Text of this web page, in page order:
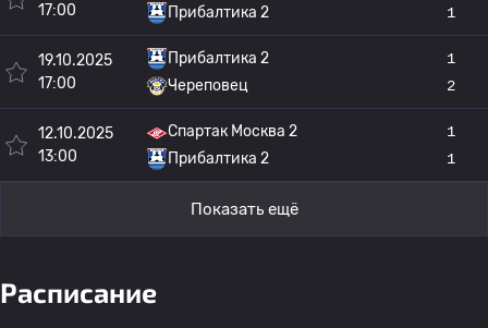
17:00
Прибалтика 2
1
19.10.2025
17:00
Прибалтика 2
Череповец
1
2
12.10.2025
13:00
Спартак Москва 2
Прибалтика 2
1
1
Показать ещё
Расписание